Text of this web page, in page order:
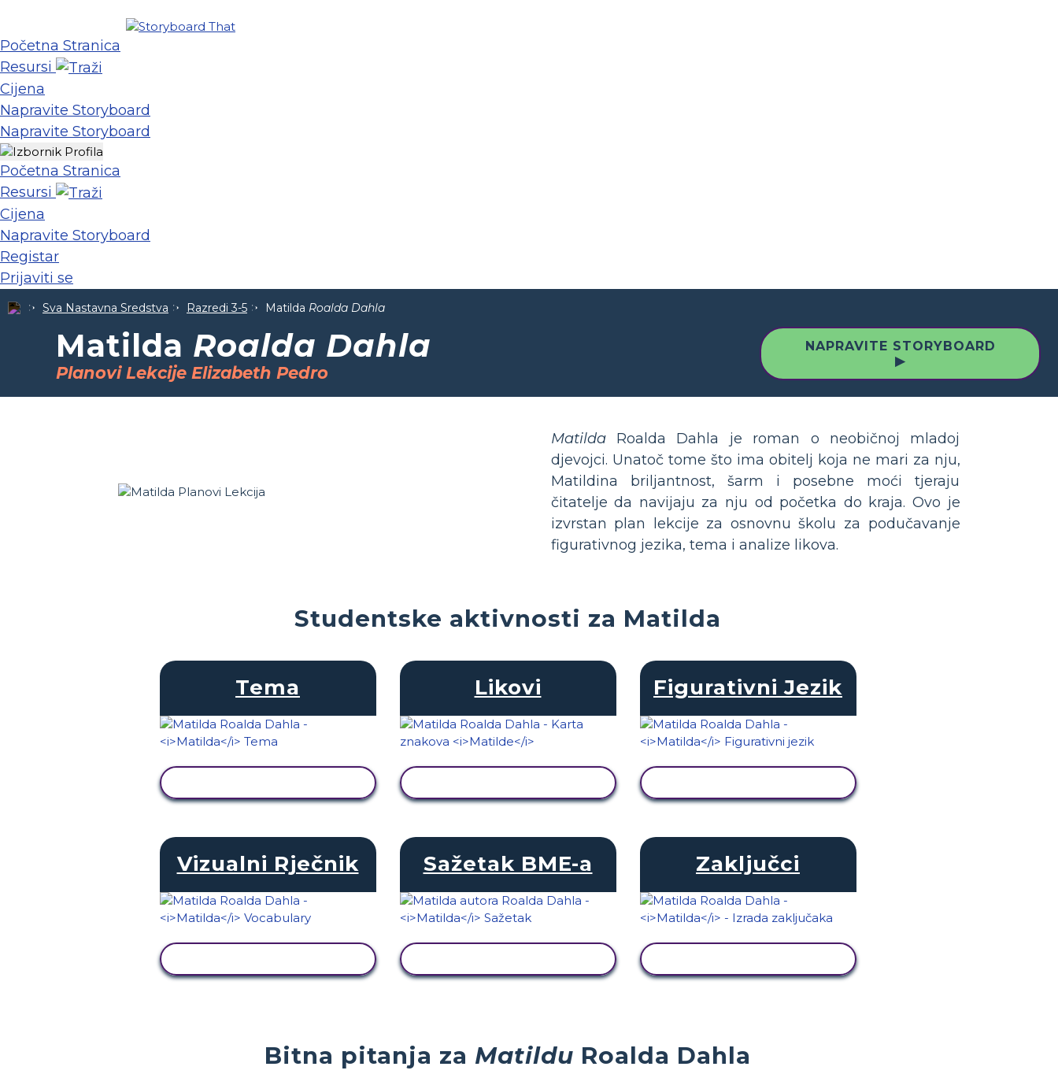
Početna Stranica
Resursi
Cijena
Napravite Storyboard
Napravite Storyboard
Početna Stranica
Resursi
Cijena
Napravite Storyboard
Registar
Prijaviti se
Sva Nastavna Sredstva Razredi 3-5 Matilda Roalda Dahla
Matilda Roalda Dahla
Planovi Lekcije Elizabeth Pedro
NAPRAVITE STORYBOARD
▶
MatildaRoalda Dahla je roman o neobičnoj mladoj
djevojci. Unatoč tome što ima obitelj koja ne mari za nju,
Matildina briljantnost, šarm i posebne moći tjeraju
čitatelje da navijaju za nju od početka do kraja. Ovo je
izvrstan plan lekcije za osnovnu školu za podučavanje
figurativnog jezika, tema i analize likova.
Studentske aktivnosti za Matilda
Tema Likovi Figurativni Jezik
Vizualni Rječnik Sažetak BME-a Zaključci
Bitna pitanja za Matildu Roalda Dahla